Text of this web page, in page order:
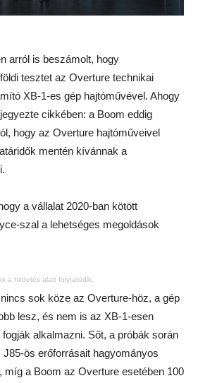
arról is beszámolt, hogy
tesztet az Overture technikai
XB-1-es gép hajtóművével. Ahogy
cikkében: a Boom eddig
hogy az Overture hajtóműveivel
mentén kívánnak a
a vállalat 2020-ban kötött
szal a lehetséges megoldások
a hirdetés alatt folytatódik.
sok köze az Overture-höz, a gép
lesz, és nem is az XB-1-esen
alkalmazni. Sőt, a próbák során
J85-ös erőforrásait hagyományos
míg a Boom az Overture esetében 100